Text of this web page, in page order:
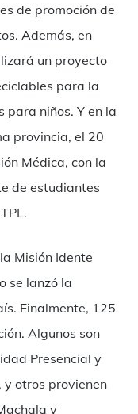
de promoción de
Además, en
un proyecto
para la
para niños. Y en la
provincia, el 20
Médica, con la
de estudiantes
Misión Idente
se lanzó la
Finalmente, 125
Algunos son
Presencial y
otros provienen
y